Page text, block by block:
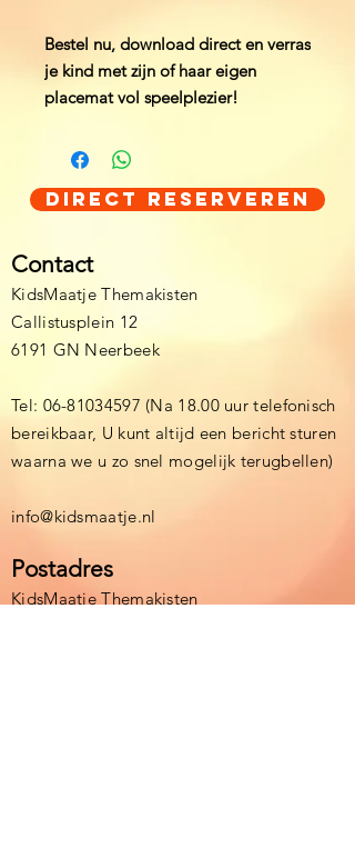
Bestel nu, download direct en verras
je kind met zijn of haar eigen
placemat vol speelplezier!
Direct Reserveren
Contact
KidsMaatje Themakisten
Callistusplein 12
6191 GN Neerbeek
Tel: 06-81034597 (Na 18.00 uur telefonisch
bereikbaar, U kunt altijd een bericht sturen
waarna we u zo snel mogelijk terugbellen)
info@kidsmaatje.nl
Postadres
KidsMaatje Themakisten